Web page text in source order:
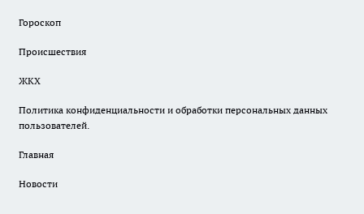
Гороскоп
Происшествия
ЖКХ
Политика конфиденциальности и обработки персональных данных
пользователей.
Главная
Новости